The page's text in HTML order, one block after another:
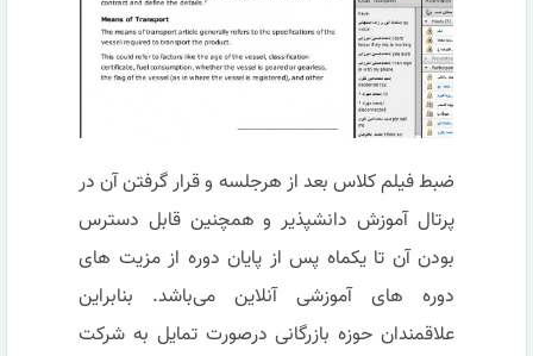
ضبط فیلم کلاس بعد از هرجلسه و قرار گرفتن آن در
پرتال آموزش دانشپذیر و همچنین قابل دسترس
بودن آن تا یکماه پس از پایان دوره از مزیت های
دوره های آموزشی آنلاین می‌باشد. بنابراین
علاقمندان حوزه بازرگانی درصورت تمایل به شرکت